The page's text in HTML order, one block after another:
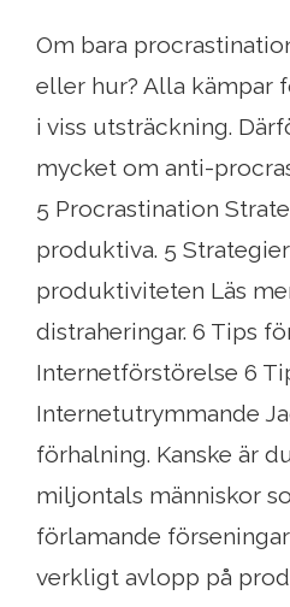
Om bara
eller hur? Alla kämpar
i viss utsträckning.
mycket om anti-
5 Procrastination
produktiva. 5
produktiviteten Läs
distraheringar. 6 Tips
Internetförstörelse 6
Internetutrymmande
förhalning. Kanske är
miljontals människor
förlamande
verkligt avlopp på